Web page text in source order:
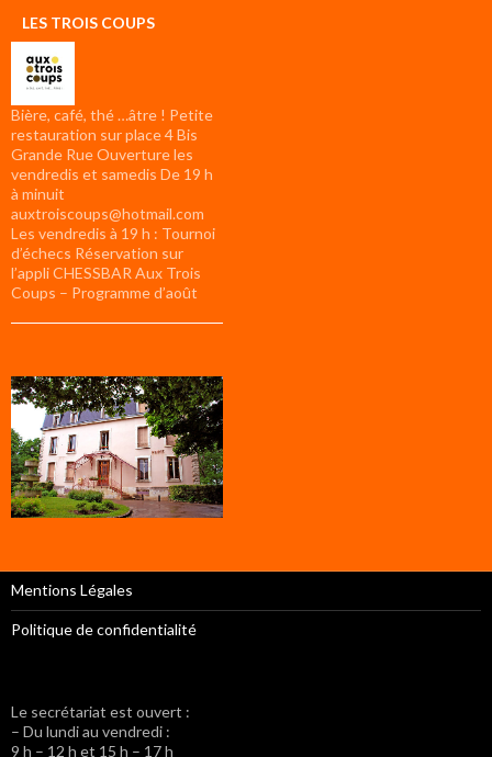
LES TROIS COUPS
Bière, café, thé …âtre ! Petite
restauration sur place 4 Bis
Grande Rue Ouverture les
vendredis et samedis De 19 h
à minuit
auxtroiscoups@hotmail.com
Les vendredis à 19 h : Tournoi
d’échecs Réservation sur
l’appli CHESSBAR Aux Trois
Coups – Programme d’août
Mentions Légales
Politique de confidentialité
Le secrétariat est ouvert :
– Du lundi au vendredi :
9 h – 12 h et 15 h – 17 h